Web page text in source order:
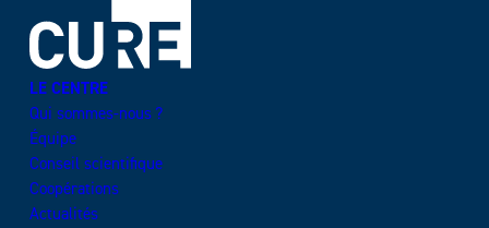
LE CENTRE
Qui sommes-nous ?
Équipe
Conseil scientifique
Coopérations
Actualités